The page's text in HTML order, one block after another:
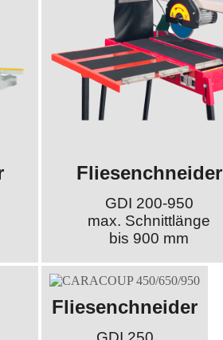
Fliesenchneider
GDI 200-950
max. Schnittlänge
bis 900 mm
Fliesenchneider